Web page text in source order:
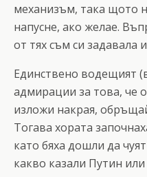
механизъм, така щото
напусне, ако желае.
от тях съм си задавала
Единствено водещият
адмирации за това, че
изложи накрая,
Тогава хората
като бяха дошли да
какво казали Путин